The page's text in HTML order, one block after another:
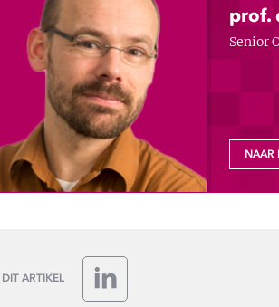
prof.
Senior
NAAR
DIT ARTIKEL
LinkedIn